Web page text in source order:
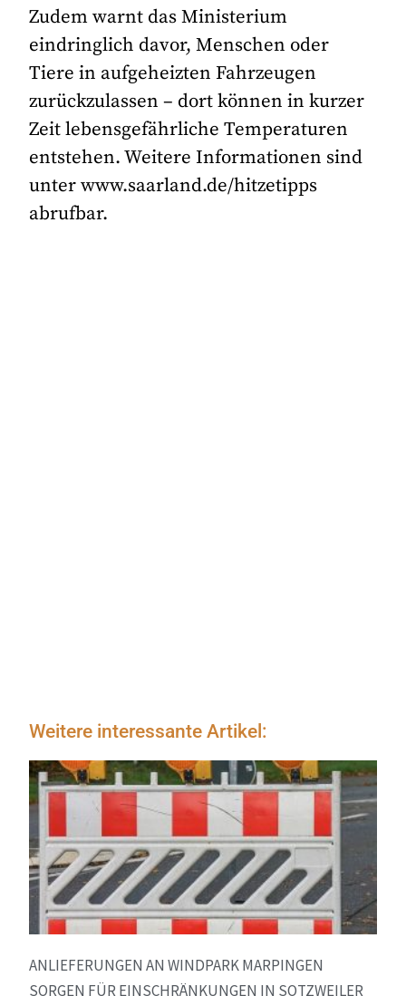
Zudem warnt das Ministerium
eindringlich davor, Menschen oder
Tiere in aufgeheizten Fahrzeugen
zurückzulassen – dort können in kurzer
Zeit lebensgefährliche Temperaturen
entstehen. Weitere Informationen sind
unter www.saarland.de/hitzetipps
abrufbar.
Weitere interessante Artikel:
ANLIEFERUNGEN AN WINDPARK MARPINGEN
SORGEN FÜR EINSCHRÄNKUNGEN IN SOTZWEILER